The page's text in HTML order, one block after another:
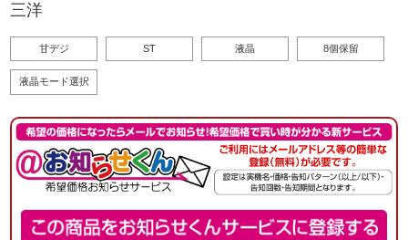
三洋
甘デジ ST 液晶 8個保留
液晶モード選択